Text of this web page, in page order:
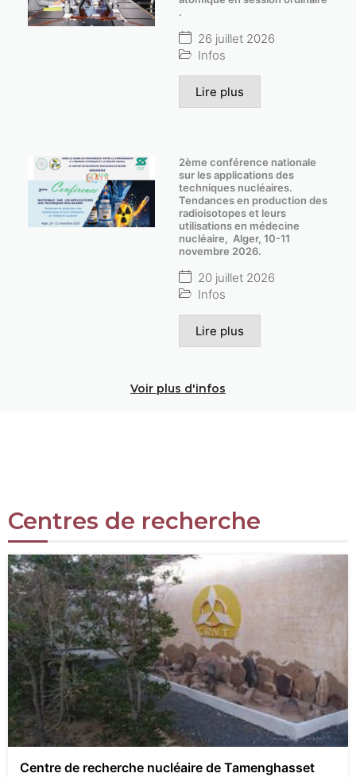
.
26 juillet 2026
Infos
Lire plus
2ème conférence nationale
sur les applications des
techniques nucléaires.
Tendances en production des
radioisotopes et leurs
utilisations en médecine
nucléaire, Alger, 10-11
novembre 2026.
20 juillet 2026
Infos
Lire plus
Voir plus d'infos
Centres de recherche
Centre de recherche nucléaire de Tamenghasset